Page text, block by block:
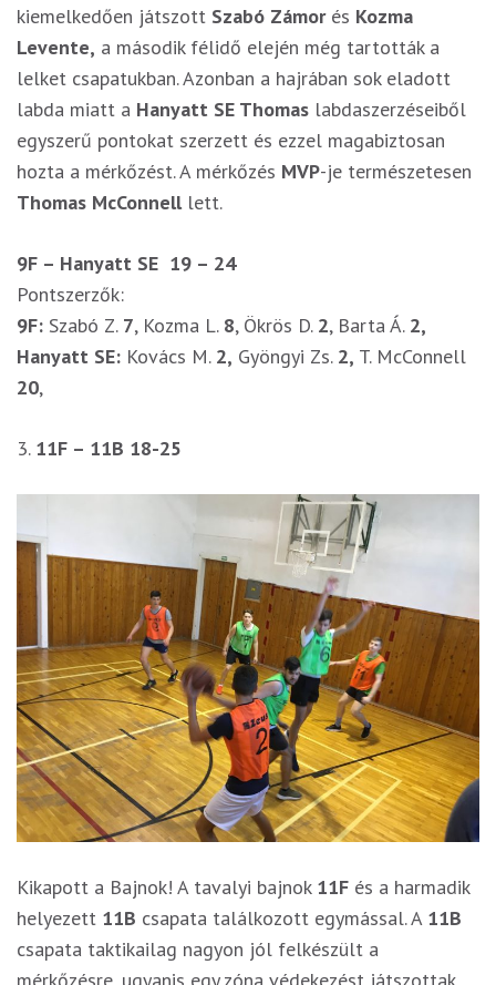
kiemelkedően játszott Szabó Zámorés Kozma
Levente, a második félidő elején még tartották a
lelket csapatukban. Azonban a hajrában sok eladott
labda miatt a Hanyatt SE Thomas labdaszerzéseiből
egyszerű pontokat szerzett és ezzel magabiztosan
hozta a mérkőzést. A mérkőzés MVP-je természetesen
Thomas McConnelllett.
9F – Hanyatt SE 19 – 24
Pontszerzők:
9F: Szabó Z. 7, Kozma L. 8, Ökrös D. 2, Barta Á. 2,
Hanyatt SE: Kovács M. 2, Gyöngyi Zs. 2, T. McConnell
20,
3. 11F – 11B 18-25
Kikapott a Bajnok! A tavalyi bajnok 11F és a harmadik
helyezett 11B csapata találkozott egymással. A 11B
csapata taktikailag nagyon jól felkészült a